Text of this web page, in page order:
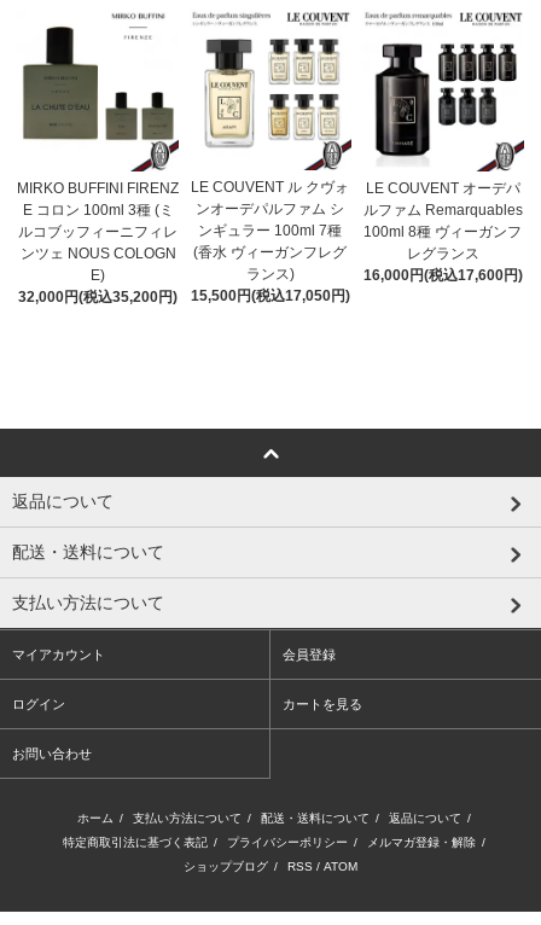
MIRKO BUFFINI FIRENZ
E コロン 100ml 3種 (ミ
ルコブッフィーニフィレ
ンツェ NOUS COLOGN
E)
32,000円(税込35,200円)
LE COUVENT ル クヴォ
ンオーデパルファム シ
ンギュラー 100ml 7種
(香水 ヴィーガンフレグ
ランス)
15,500円(税込17,050円)
LE COUVENT オーデパ
ルファム Remarquables
100ml 8種 ヴィーガンフ
レグランス
16,000円(税込17,600円)
返品について
配送・送料について
支払い方法について
マイアカウント 会員登録
ログイン カートを見る
お問い合わせ
ホーム / 支払い方法について / 配送・送料について / 返品について /
特定商取引法に基づく表記 / プライバシーポリシー / メルマガ登録・解除 /
ショップブログ / RSS / ATOM